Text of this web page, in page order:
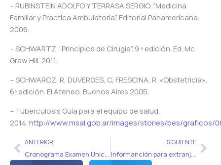
– RUBINSTEIN ADOLFO Y TERRASA SERGIO. “Medicina
Familiar y Practica Ambulatoria”. Editorial Panamericana.
2006.
– SCHWARTZ. “Principios de Cirugía”. 9 ª edición. Ed. Mc
Graw Hill. 2011.
– SCHWARCZ, R, DUVERGES, C, FRESCINA, R. «Obstetricia».
6ª edición. El Ateneo. Buenos Aires.2005.
– Tuberculosis Guía para el equipo de salud.
2014.http://www.msal.gob.ar/images/stories/bes/
AntANTERIOR
Cronograma Examen Único Nacional 2018
SIGUIENTE
Informanción para extranjeros sobre el Examen Único